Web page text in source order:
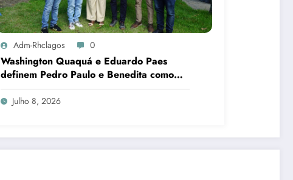
Adm-Rhclagos 0
Washington Quaquá e Eduardo Paes
definem Pedro Paulo e Benedita como
candidatos ao Senado no Rio
Julho 8, 2026